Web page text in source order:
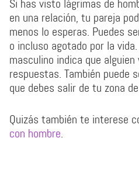
Si has visto lágrimas de
en una relación, tu pareja
menos lo esperas. Puedes
o incluso agotado por la
masculino indica que
respuestas. También puede
que debes salir de tu zona
Quizás también te interese
con hombre.